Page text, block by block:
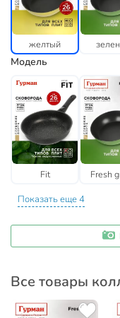
желтый
Модель
Fit Fresh
Показать еще 4
Все товары